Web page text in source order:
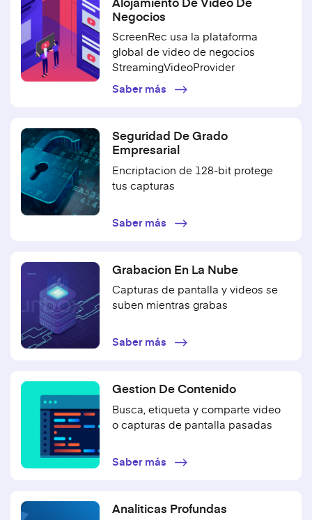
Negocios
ScreenRec usa la plataforma
global de video de negocios
StreamingVideoProvider
Saber más
Seguridad De Grado
Empresarial
Encriptacion de 128-bit protege
tus capturas
Saber más
Grabacion En La Nube
Capturas de pantalla y videos se
suben mientras grabas
Saber más
Gestion De Contenido
Busca, etiqueta y comparte video
o capturas de pantalla pasadas
Saber más
Analiticas Profundas